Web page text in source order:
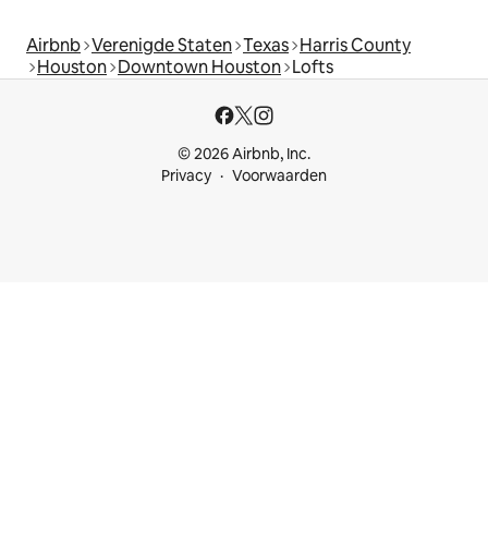
Airbnb Verenigde Staten Texas Harris County
Houston Downtown Houston Lofts
© 2026 Airbnb, Inc.
Privacy
Voorwaarden